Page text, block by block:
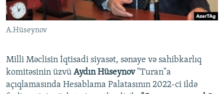
A.Hüseynov
Milli Məclisin İqtisadi siyasət, sənaye və sahibkarlıq
komitəsinin üzvü Aydın Hüseynov"Turan"a
açıqlamasında Hesablama Palatasının 2022-ci ildə